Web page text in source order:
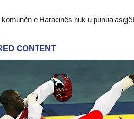
komunën e Haracinës nuk u punua asgjë!